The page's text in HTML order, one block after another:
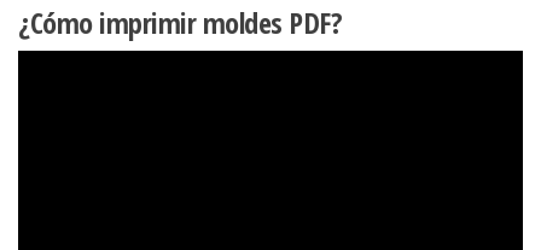
¿Cómo imprimir moldes PDF?